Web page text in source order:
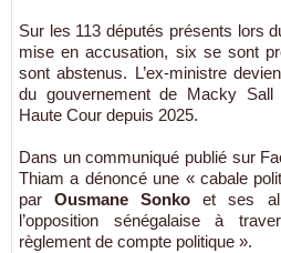
Sur les 113 députés présents lors
mise en accusation, six se sont
sont abstenus. L’ex-ministre
du gouvernement de Macky
Haute Cour depuis 2025.
Dans un communiqué publié sur
Thiam a dénoncé une « cabale
parOusmane Sonko et ses
l’opposition sénégalaise à
règlement de compte politique ».